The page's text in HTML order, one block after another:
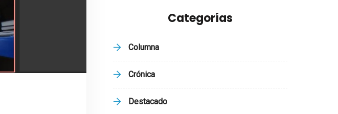
Categorías
Columna
Crónica
Destacado